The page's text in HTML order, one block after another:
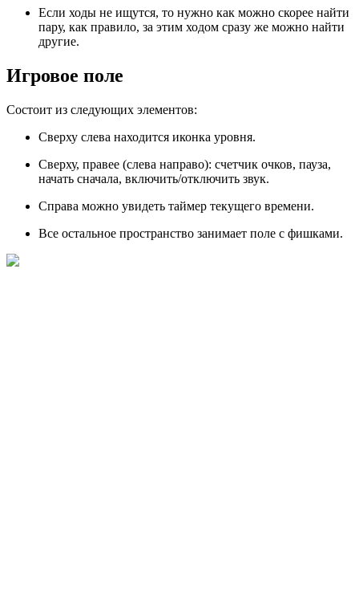
Если ходы не ищутся, то нужно как можно скорее найти
пару, как правило, за этим ходом сразу же можно найти
другие.
Игровое поле
Состоит из следующих элементов:
Сверху слева находится иконка уровня.
Сверху, правее (слева направо): счетчик очков, пауза,
начать сначала, включить/отключить звук.
Справа можно увидеть таймер текущего времени.
Все остальное пространство занимает поле с фишками.